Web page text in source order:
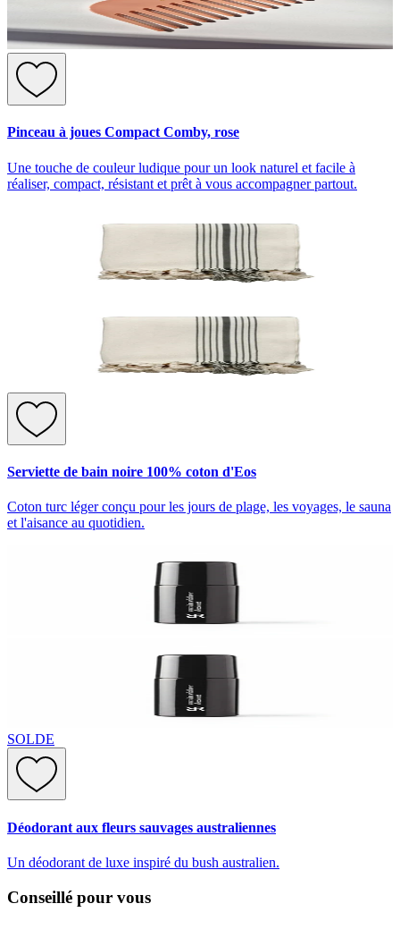
Pinceau à joues Compact Comby, rose
Une touche de couleur ludique pour un look naturel et facile à
réaliser, compact, résistant et prêt à vous accompagner partout.
Serviette de bain noire 100% coton d'Eos
Coton turc léger conçu pour les jours de plage, les voyages, le sauna
et l'aisance au quotidien.
SOLDE
Déodorant aux fleurs sauvages australiennes
Un déodorant de luxe inspiré du bush australien.
Conseillé pour vous